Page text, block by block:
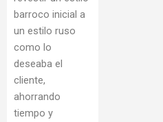
barroco inicial a
un estilo ruso
como lo
deseaba el
cliente,
ahorrando
tiempo y